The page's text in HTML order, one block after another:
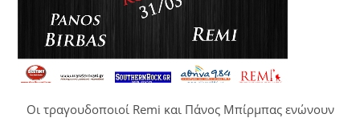
Οι τραγουδοποιοί Remi και Πάνος Μπίρμπας ενώνουν